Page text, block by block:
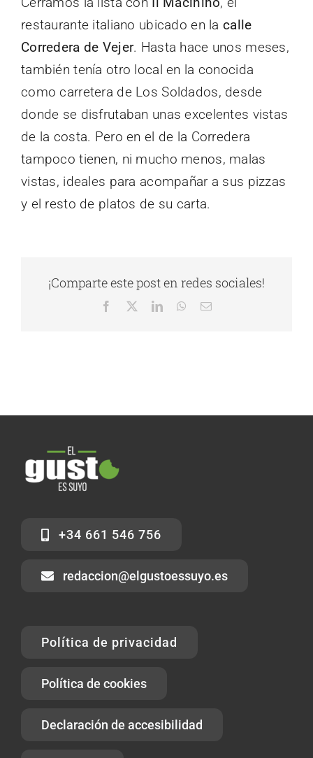
restaurante italiano ubicado en la calle
Corredera de Vejer. Hasta hace unos meses,
también tenía otro local en la conocida
como carretera de Los Soldados, desde
donde se disfrutaban unas excelentes vistas
de la costa. Pero en el de la Corredera
tampoco tienen, ni mucho menos, malas
vistas, ideales para acompañar a sus pizzas
y el resto de platos de su carta.
¡Comparte este post en redes sociales!
Facebook LinkedInWhatsApp
Correo
+34 661 546 756
redaccion@elgustoessuyo.es
Política de privacidad
Política de cookies
Declaración de accesibilidad